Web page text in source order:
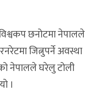
छनोटमा नेपालले
जित्नुपर्ने अवस्था
नेपालले घरेलु टोली
।